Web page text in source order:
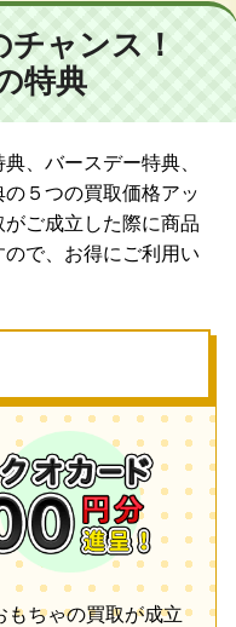
チャンス！
特典
、バースデー特典、
５つの買取価格アッ
ご成立した際に商品
で、お得にご利用い
もちゃの買取が成立